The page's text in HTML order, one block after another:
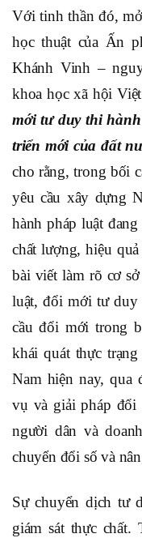
Với tinh thần đó,
học thuật của Ấn
Khánh Vinh –
khoa học xã hội
mới tư duy thi
triển mới của đất
cho rằng, trong bối
yêu cầu xây dựng
hành pháp luật
chất lượng, hiệu
bài viết làm rõ cơ
luật, đổi mới tư duy
cầu đổi mới trong
khái quát thực
Nam hiện nay, qua
vụ và giải pháp đổi
người dân và
chuyển đổi số và
Sự chuyển dịch tư
giám sát thực chất.